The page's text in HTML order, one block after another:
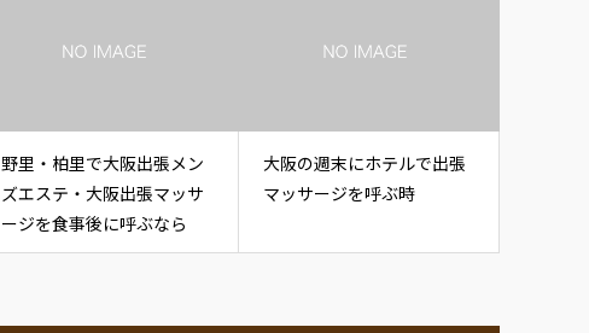
野里・柏里で大阪出張メン
ズエステ・大阪出張マッサ
ージを食事後に呼ぶなら
大阪の週末にホテルで出張
マッサージを呼ぶ時